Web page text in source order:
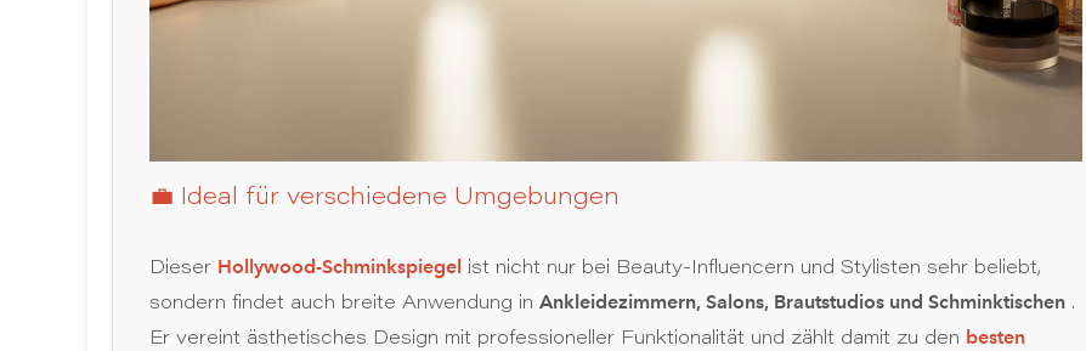
💼 Ideal für verschiedene Umgebungen
Dieser Hollywood-Schminkspiegel
ist nicht nur bei Beauty-Influencern und Stylisten sehr beliebt,
sondern findet auch breite Anwendung in Ankleidezimmern, Salons, Brautstudios und Schminktischen .
Er vereint ästhetisches Design mit professioneller Funktionalität und zählt damit zu den besten